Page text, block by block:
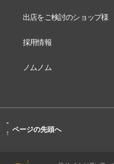
出店をご検討のショップ様
採用情報
ノムノム
-
↑ ページの先頭へ